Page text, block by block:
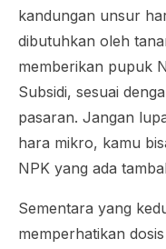
kandungan unsur
dibutuhkan oleh
memberikan pupuk
Subsidi, sesuai
pasaran. Jangan
hara mikro, kamu
NPK yang ada
Sementara yang
memperhatikan